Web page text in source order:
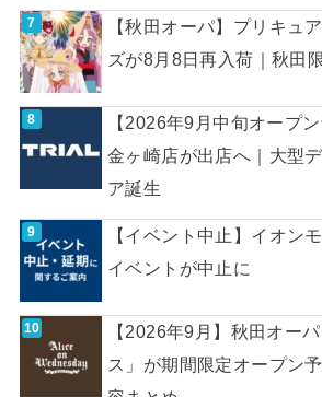
【秋田オーパ】プリキュ
ズが8月8日再入荷｜秋田
【2026年9月中旬オープ
金ヶ崎店が出店へ｜大型
ア誕生
【イベント中止】イオン
イベントが中止に
【2026年9月】秋田オー
ス」が期間限定オープン